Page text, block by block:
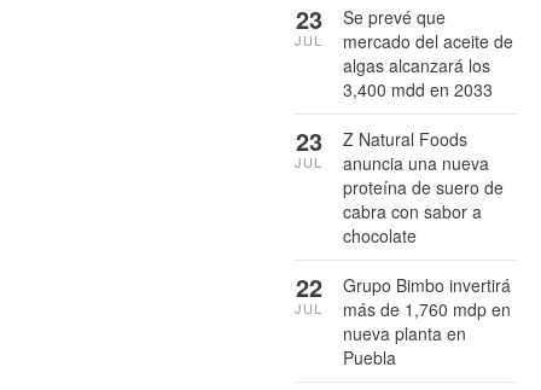
Se prevé que
mercado del aceite de
algas alcanzará los
3,400 mdd en 2033
23
JUL
Z Natural Foods
anuncia una nueva
proteína de suero de
cabra con sabor a
chocolate
23
JUL
Grupo Bimbo invertirá
más de 1,760 mdp en
nueva planta en
Puebla
22
JUL